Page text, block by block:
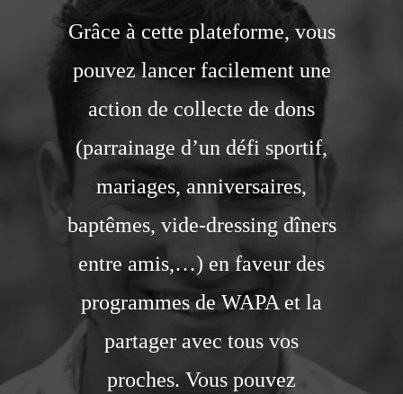
Grâce à cette plateforme, vous
pouvez lancer facilement une
action de collecte de dons
(parrainage d’un défi sportif,
mariages, anniversaires,
baptêmes, vide-dressing dîners
entre amis,…) en faveur des
programmes de WAPA et la
partager avec tous vos
proches. Vous pouvez